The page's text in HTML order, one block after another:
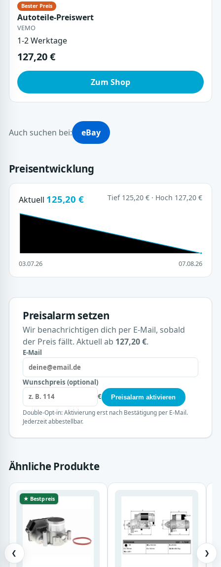
Autoteile-Preiswert
VEMO
1-2 Werktage
127,20 €
Zum Shop
Auch suchen bei: eBay
Preisentwicklung
Aktuell 125,20 € Tief 125,20 € · Hoch 127,20 €
03.07.26 07.08.26
Preisalarm setzen
Wir benachrichtigen dich per E-Mail, sobald
der Preis fällt. Aktuell ab 127,20 €.
E-Mail
Wunschpreis (optional)
€
Preisalarm aktivieren
Double-Opt-in: Aktivierung erst nach Bestätigung per E-Mail.
Jederzeit abbestellbar.
Ähnliche Produkte
❮
★ Bestpreis
❯